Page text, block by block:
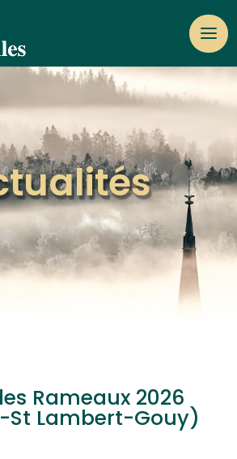
Rameaux 2026
St Lambert-Gouy)